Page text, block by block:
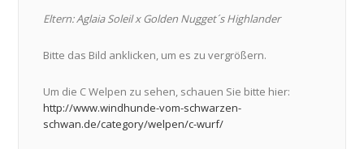
Eltern: Aglaia Soleil x Golden Nugget´s Highlander
Bitte das Bild anklicken, um es zu vergrößern.
Um die C Welpen zu sehen, schauen Sie bitte hier:
http://www.windhunde-vom-schwarzen-
schwan.de/category/welpen/c-wurf/